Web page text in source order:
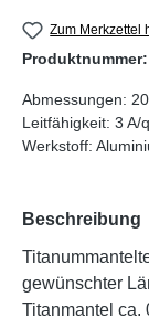
Zum Merkzettel
Produktnummer:
Abmessungen:
Leitfähigkeit: 3 A/
Werkstoff:
Beschreibung
gewünschter
Titanmantel ca.